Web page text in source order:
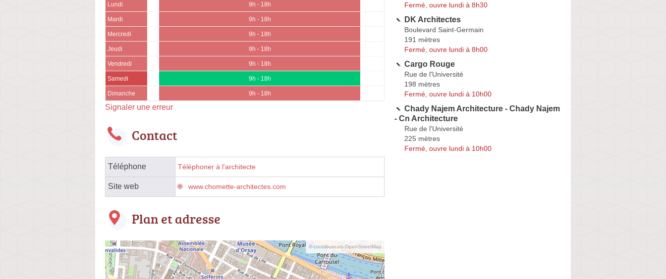
Lundi 9h - 18h
Mardi 9h - 18h
Mercredi 9h - 18h
Jeudi 9h - 18h
Vendredi 9h - 18h
Samedi 9h - 18h
Dimanche 9h - 18h
Signaler une erreur
Contact
Téléphone Téléphoner à l'architecte
Site web www.chomette-architectes.com
Plan et adresse
© contributeurs OpenStreetMap
Fermé, ouvre lundi à 8h30
DK Architectes
Boulevard Saint-Germain
191 mètres
Fermé, ouvre lundi à 8h00
Cargo Rouge
Rue de l'Université
198 mètres
Fermé, ouvre lundi à 10h00
Chady Najem Architecture - Chady Najem
- Cn Architecture
Rue de l'Université
225 mètres
Fermé, ouvre lundi à 10h00